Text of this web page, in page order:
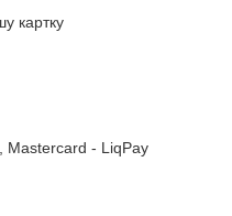
картку
Mastercard - LiqPay